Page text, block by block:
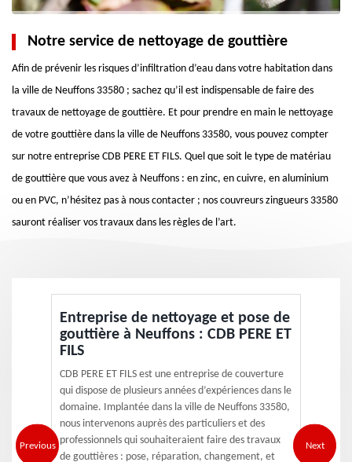
Notre service de nettoyage de gouttière
Afin de prévenir les risques d’infiltration d’eau dans votre habitation dans
la ville de Neuffons 33580 ; sachez qu’il est indispensable de faire des
travaux de nettoyage de gouttière. Et pour prendre en main le nettoyage
de votre gouttière dans la ville de Neuffons 33580, vous pouvez compter
sur notre entreprise CDB PERE ET FILS. Quel que soit le type de matériau
de gouttière que vous avez à Neuffons : en zinc, en cuivre, en aluminium
ou en PVC, n’hésitez pas à nous contacter ; nos couvreurs zingueurs 33580
sauront réaliser vos travaux dans les règles de l’art.
Previous
Entreprise de nettoyage et pose de
gouttière à Neuffons : CDB PERE ET
FILS
CDB PERE ET FILS est une entreprise de couverture
qui dispose de plusieurs années d’expériences dans le
domaine. Implantée dans la ville de Neuffons 33580,
nous intervenons auprès des particuliers et des
professionnels qui souhaiteraient faire des travaux
de gouttières : pose, réparation, changement, et
Next